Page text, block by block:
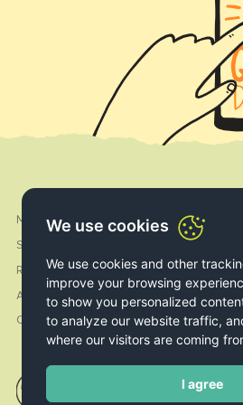
We use cookies
We use cookies and other
improve your browsing
to show you personalized
to analyze our website traffic,
where our visitors are coming
I agree
My Account
Shipping & Delivery
Returns & Exchanges
About us
Contact